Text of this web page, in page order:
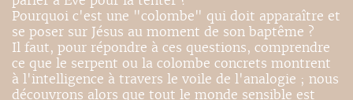
Pourquoi c'est une "colombe" qui doit apparaître et
se poser sur Jésus au moment de son baptême ?
Il faut, pour répondre à ces questions, comprendre
ce que le serpent ou la colombe concrets montrent
à l'intelligence à travers le voile de l'analogie ; nous
découvrons alors que tout le monde sensible est